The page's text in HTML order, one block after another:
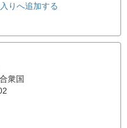
りへ追加する
衆国